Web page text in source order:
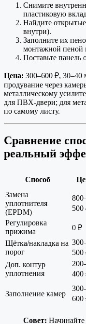
Снимите
пластиковую
Найдите
внутри).
Заполните их
монтажной пеной
Поставьте панель
Цена: 300–600 ₽,
продувание через
металлическому
для ПВХ-двери; для
по самому листу.
Сравнение
реальный
Способ
Замена
уплотнителя
(EPDM)
500
Регулировка
прижима
0 ₽
Щётка/накладка на
порог
500
Доп. контур
уплотнения
400
Заполнение камер
600
Совет: Начинайте